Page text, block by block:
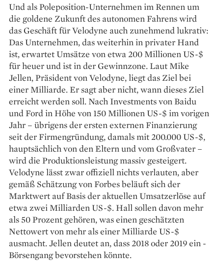
Und als Poleposition-Unternehmen im Rennen um
die goldene Zukunft des autonomen Fahrens wird
das Geschäft für Velodyne auch zunehmend ­lukrativ:
Das Unternehmen, das weiterhin in privater Hand
ist, erwartet Umsätze von etwa 200 Millionen US-$
für heuer und ist in der Gewinnzone. Laut Mike
Jellen, Präsident von Velodyne, liegt das Ziel bei
einer Milliarde. Er sagt aber nicht, wann dieses Ziel
erreicht werden soll. Nach Investments von Baidu
und Ford in Höhe von 150 Millionen US-$ im vorigen
Jahr – übrigens der ersten externen Finanzierung
seit der Firmen­gründung, damals mit 200.000 ­US-$,
hauptsächlich von den Eltern und vom Großvater –
wird die Produktionsleistung massiv gesteigert.
Velodyne lässt zwar offiziell nichts verlauten, aber
gemäß Schätzung von Forbes beläuft sich der
Marktwert auf Basis der aktuellen Umsatzerlöse auf
etwa zwei Milliarden US-$. Hall sollen davon mehr
als 50 Prozent gehören, was einen geschätzten
Nettowert von mehr als einer Milliarde US-$
ausmacht. ­Jellen deutet an, dass 2018 oder 2019 ein ­
Börsengang bevorstehen könnte.